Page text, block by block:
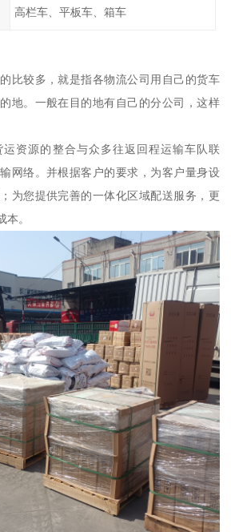
高栏车、平板车、箱车
比较多，就是指各物流公司用自己的货车
地。一般在目的地有自己的分公司，这样
资源的整合与众多往返回程运输车队联
网络。并根据客户的要求，为客户量身设
为您提供完善的一体化区域配送服务，更
。